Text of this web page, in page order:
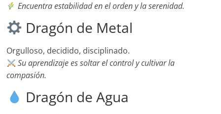
Encuentra estabilidad en el orden y la serenidad.
Dragón de Metal
Orgulloso, decidido, disciplinado.
Su aprendizaje es soltar el control y cultivar la
compasión.
Dragón de Agua